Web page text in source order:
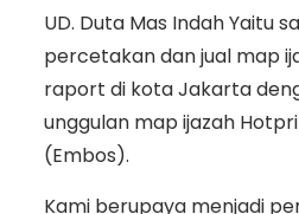
UD. Duta Mas Indah Yaitu
percetakan dan jual map
raport di kota Jakarta
unggulan map ijazah
(Embos).
Kami berupaya menjadi